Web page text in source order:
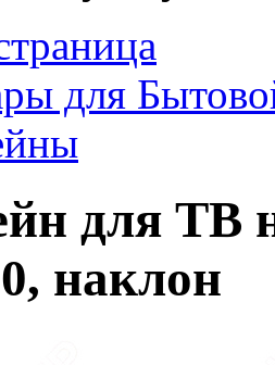
для
для ТВ
наклон